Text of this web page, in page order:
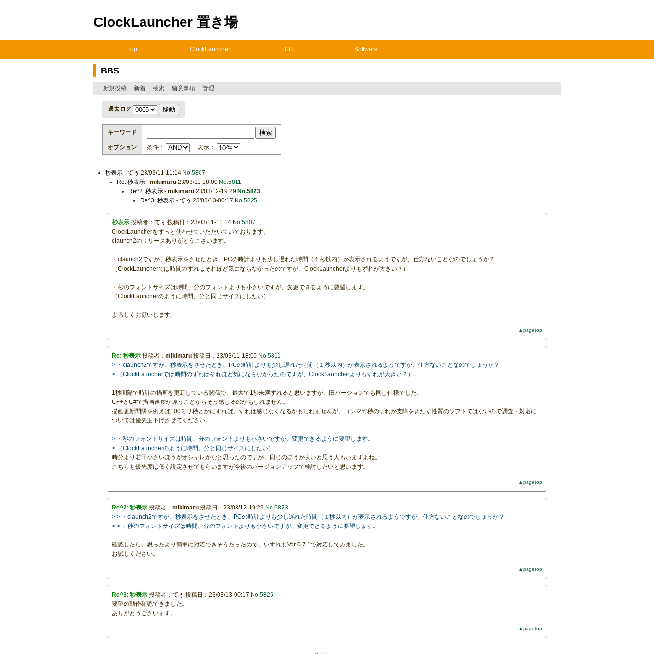
ClockLauncher 置き場
Top ClockLauncher BBS Software
BBS
新規投稿 新着 検索 留意事項 管理
過去ログ
キーワード
オプション 条件： 表示：
秒表示 - てぅ 23/03/11-11:14 No.5807
Re: 秒表示 - mikimaru 23/03/11-18:00 No.5811
Re^2: 秒表示 - mikimaru 23/03/12-19:29 No.5823
Re^3: 秒表示 - てぅ 23/03/13-00:17 No.5825
秒表示 投稿者：てぅ 投稿日：23/03/11-11:14 No.5807
ClockLauncherをずっと使わせていただいていております。
claunch2のリリースありがとうございます。
・claunch2ですが、秒表示をさせたとき、PCの時計よりも少し遅れた時間（１秒以内）が表示されるようですが、仕方ないことなのでしょうか？
（ClockLauncherでは時間のずれはそれほど気にならなかったのですが、ClockLauncherよりもずれが大きい？）
・秒のフォントサイズは時間、分のフォントよりも小さいですが、変更できるように要望します。
（ClockLauncherのように時間、分と同じサイズにしたい）
よろしくお願いします。
▲pagetop
Re: 秒表示 投稿者：mikimaru 投稿日：23/03/11-18:00 No.5811
> ・claunch2ですが、秒表示をさせたとき、PCの時計よりも少し遅れた時間（１秒以内）が表示されるようですが、仕方ないことなのでしょうか？
> （ClockLauncherでは時間のずれはそれほど気にならなかったのですが、ClockLauncherよりもずれが大きい？）
1秒間隔で時計の描画を更新している関係で、最大で1秒未満ずれると思いますが、旧バージョンでも同じ仕様でした。
C++とC#で描画速度が違うことからそう感じるのかもしれません。
描画更新間隔を例えば100ミリ秒とかにすれば、ずれは感じなくなるかもしれませんが、コンマ何秒のずれが支障をきたす性質のソフトではないので調査・対応に
ついては優先度下げさせてください。
> ・秒のフォントサイズは時間、分のフォントよりも小さいですが、変更できるように要望します。
> （ClockLauncherのように時間、分と同じサイズにしたい）
時分より若干小さいほうがオシャレかなと思ったのですが、同じのほうが良いと思う人もいますよね。
こちらも優先度は低く設定させてもらいますが今後のバージョンアップで検討したいと思います。
▲pagetop
Re^2: 秒表示 投稿者：mikimaru 投稿日：23/03/12-19:29 No.5823
> > ・claunch2ですが、秒表示をさせたとき、PCの時計よりも少し遅れた時間（１秒以内）が表示されるようですが、仕方ないことなのでしょうか？
> > ・秒のフォントサイズは時間、分のフォントよりも小さいですが、変更できるように要望します。
確認したら、思ったより簡単に対応できそうだったので、いすれもVer 0.7.1で対応してみました。
お試しください。
▲pagetop
Re^3: 秒表示 投稿者：てぅ 投稿日：23/03/13-00:17 No.5825
要望の動作確認できました。
ありがとうございます。
▲pagetop